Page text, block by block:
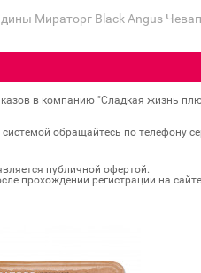
Мираторг Black Angus
в компанию "Сладкая жизнь
обращайтесь по телефону
публичной офертой.
прохождении регистрации на